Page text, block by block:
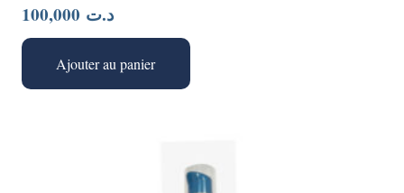
د.ت
Ajouter au panier